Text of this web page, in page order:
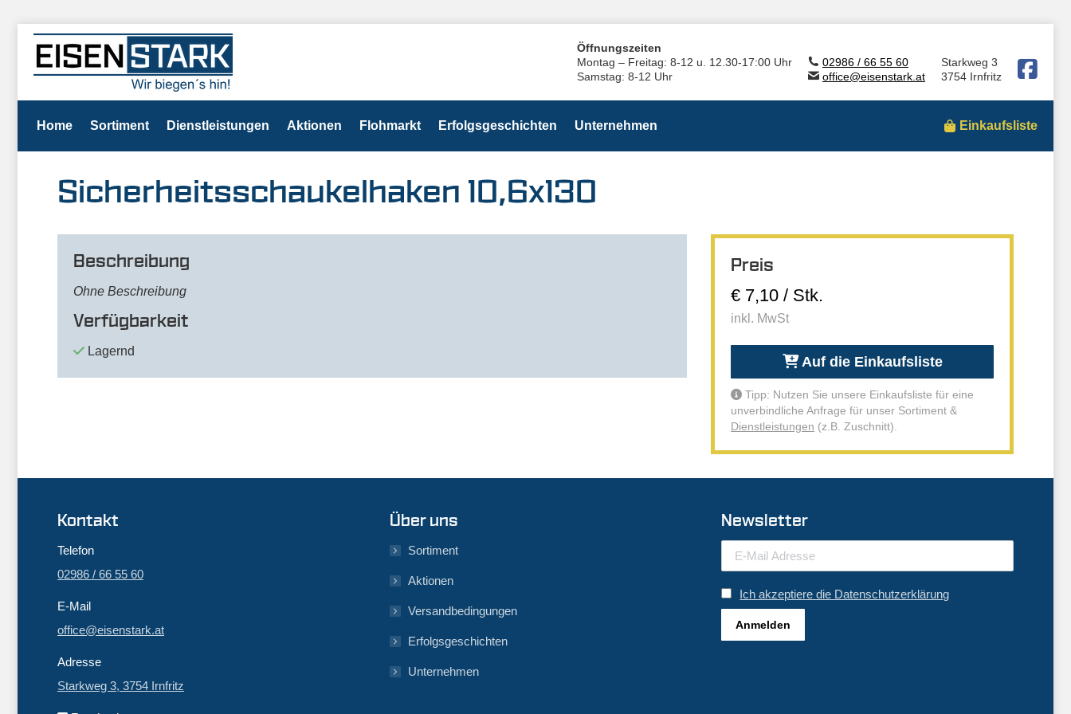
Öffnungszeiten
Montag – Freitag: 8-12 u. 12.30-17:00 Uhr
Samstag: 8-12 Uhr
02986 / 66 55 60
office@eisenstark.at
Starkweg 3
3754 Irnfritz
Home Sortiment Dienstleistungen Aktionen Flohmarkt Erfolgsgeschichten Unternehmen Einkaufsliste
Sicherheitsschaukelhaken 10,6x130
Beschreibung
Ohne Beschreibung
Verfügbarkeit
Lagernd
Preis
€ 7,10 / Stk.
inkl. MwSt
Auf die Einkaufsliste
Tipp: Nutzen Sie unsere Einkaufsliste für eine
unverbindliche Anfrage für unser Sortiment &
Dienstleistungen (z.B. Zuschnitt).
Kontakt
Telefon
02986 / 66 55 60
E-Mail
office@eisenstark.at
Adresse
Starkweg 3, 3754 Irnfritz
Über uns
Sortiment
Aktionen
Versandbedingungen
Erfolgsgeschichten
Unternehmen
Newsletter
Ich akzeptiere die Datenschutzerklärung